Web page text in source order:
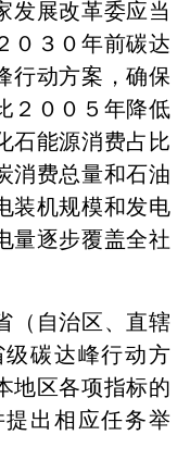
展改革委应当
０３０年前碳达
行动方案，确保
２００５年降低
石能源消费占比
消费总量和石油
装机规模和发电
量逐步覆盖全社
（自治区、直辖
碳达峰行动方
地区各项指标的
出相应任务举